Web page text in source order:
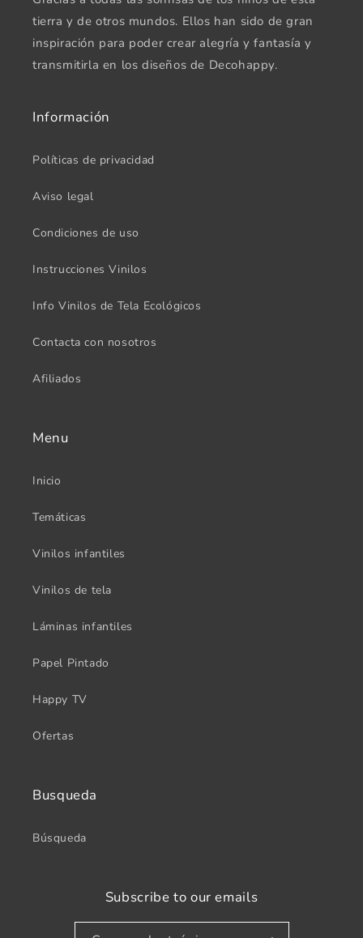
tierra y de otros mundos. Ellos han sido de gran
inspiración para poder crear alegría y fantasía y
transmitirla en los diseños de Decohappy.
Información
Políticas de privacidad
Aviso legal
Condiciones de uso
Instrucciones Vinilos
Info Vinilos de Tela Ecológicos
Contacta con nosotros
Afiliados
Menu
Inicio
Temáticas
Vinilos infantiles
Vinilos de tela
Láminas infantiles
Papel Pintado
Happy TV
Ofertas
Busqueda
Búsqueda
Subscribe to our emails